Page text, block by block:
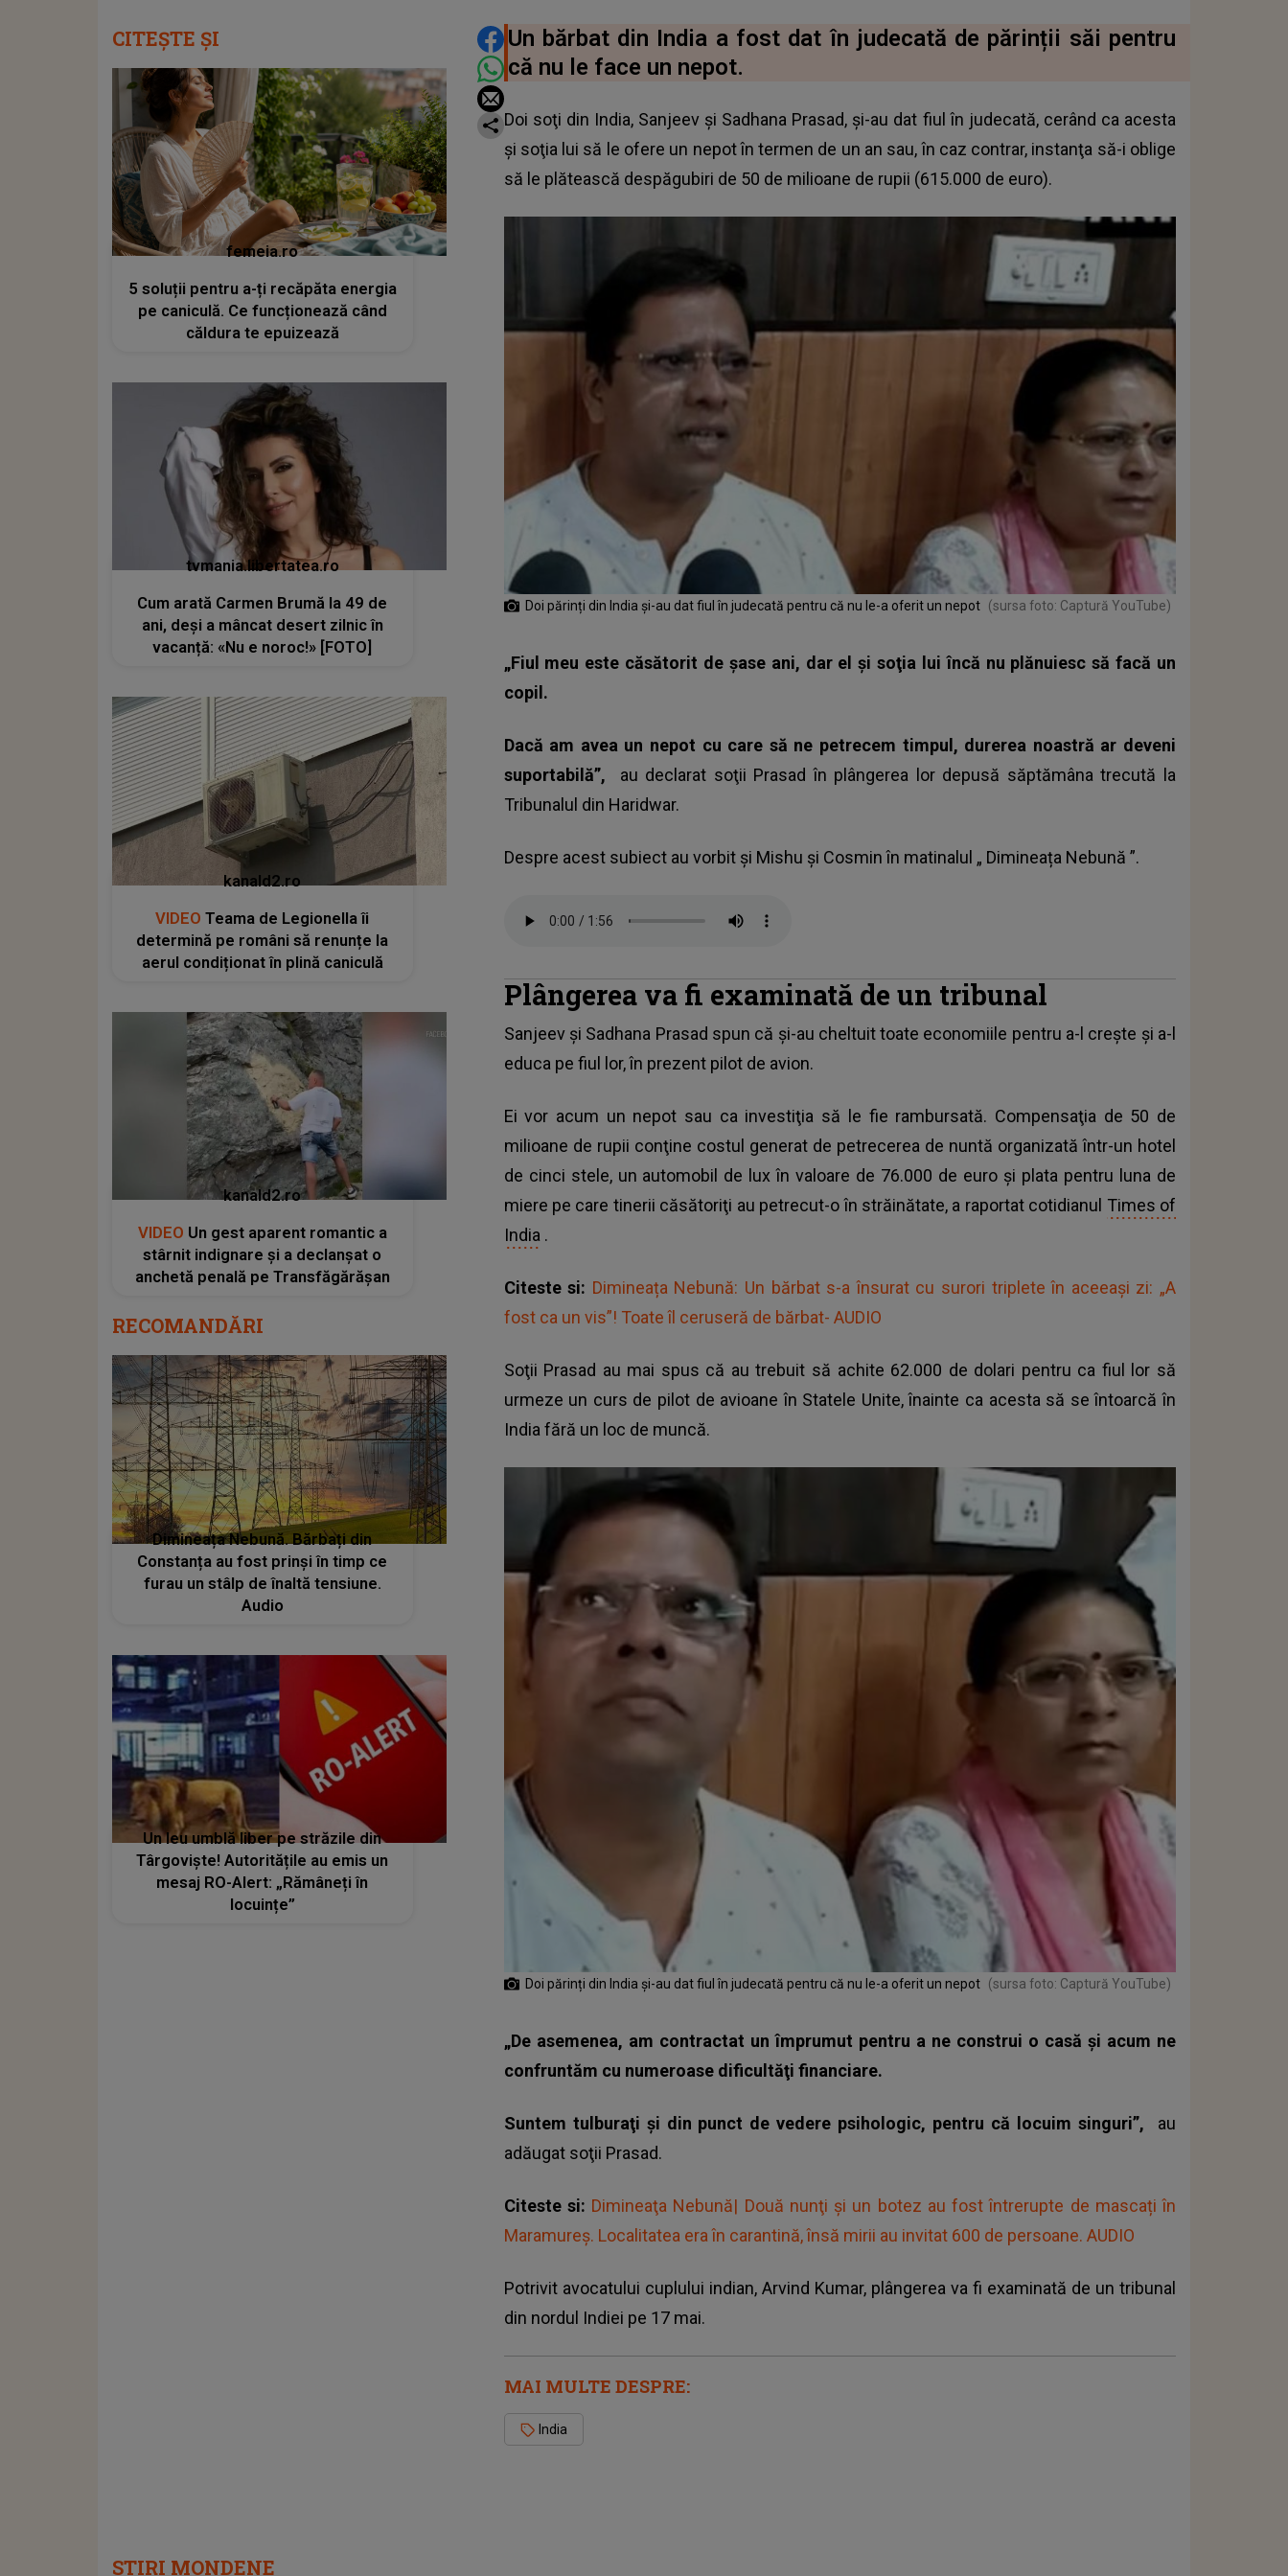
DISTRIBUIE ARTICOLUL
Un bărbat din India a fost dat în judecată de părinții săi pentru
că nu le face un nepot.
Doi soţi din India, Sanjeev şi Sadhana Prasad, şi-au dat fiul în judecată, cerând ca acesta
şi soţia lui să le ofere un nepot în termen de un an sau, în caz contrar, instanţa să-i oblige
să le plătească despăgubiri de 50 de milioane de rupii (615.000 de euro).
Doi părinți din India și-au dat fiul în judecată pentru că nu le-a oferit un nepot (sursa foto: Captură YouTube)
„Fiul meu este căsătorit de şase ani, dar el şi soţia lui încă nu plănuiesc să facă un
copil.
Dacă am avea un nepot cu care să ne petrecem timpul, durerea noastră ar deveni
suportabilă”, au declarat soţii Prasad în plângerea lor depusă săptămâna trecută la
Tribunalul din Haridwar.
Despre acest subiect au vorbit și Mishu și Cosmin în matinalul „ Dimineața Nebună ”.
Plângerea va fi examinată de un tribunal
Sanjeev şi Sadhana Prasad spun că şi-au cheltuit toate economiile pentru a-l creşte şi a-l
educa pe fiul lor, în prezent pilot de avion.
Ei vor acum un nepot sau ca investiţia să le fie rambursată. Compensaţia de 50 de
milioane de rupii conţine costul generat de petrecerea de nuntă organizată într-un hotel
de cinci stele, un automobil de lux în valoare de 76.000 de euro şi plata pentru luna de
miere pe care tinerii căsătoriţi au petrecut-o în străinătate, a raportat cotidianul Times of
India .
Citeste si: Dimineața Nebună: Un bărbat s-a însurat cu surori triplete în aceeași zi: „A
fost ca un vis”! Toate îl ceruseră de bărbat- AUDIO
Soţii Prasad au mai spus că au trebuit să achite 62.000 de dolari pentru ca fiul lor să
urmeze un curs de pilot de avioane în Statele Unite, înainte ca acesta să se întoarcă în
India fără un loc de muncă.
Doi părinți din India și-au dat fiul în judecată pentru că nu le-a oferit un nepot (sursa foto: Captură YouTube)
„De asemenea, am contractat un împrumut pentru a ne construi o casă şi acum ne
confruntăm cu numeroase dificultăţi financiare.
Suntem tulburaţi şi din punct de vedere psihologic, pentru că locuim singuri”,
au
adăugat soţii Prasad.
Citeste si: Dimineaţa Nebună| Două nunţi şi un botez au fost întrerupte de mascați în
Maramureș. Localitatea era în carantină, însă mirii au invitat 600 de persoane. AUDIO
Potrivit avocatului cuplului indian, Arvind Kumar, plângerea va fi examinată de un tribunal
din nordul Indiei pe 17 mai.
MAI MULTE DESPRE:
India
CITEȘTE ȘI
femeia.ro
5 soluții pentru a-ți recăpăta energia
pe caniculă. Ce funcționează când
căldura te epuizează
tvmania.libertatea.ro
Cum arată Carmen Brumă la 49 de
ani, deși a mâncat desert zilnic în
vacanță: «Nu e noroc!» [FOTO]
kanald2.ro
VIDEO Teama de Legionella îi
determină pe români să renunțe la
aerul condiționat în plină caniculă
kanald2.ro
VIDEO Un gest aparent romantic a
stârnit indignare și a declanșat o
anchetă penală pe Transfăgărășan
RECOMANDĂRI
Dimineața Nebună. Bărbați din
Constanța au fost prinși în timp ce
furau un stâlp de înaltă tensiune.
Audio
Un leu umblă liber pe străzile din
Târgovişte! Autoritățile au emis un
mesaj RO-Alert: „Rămâneți în
locuințe”
STIRI MONDENE